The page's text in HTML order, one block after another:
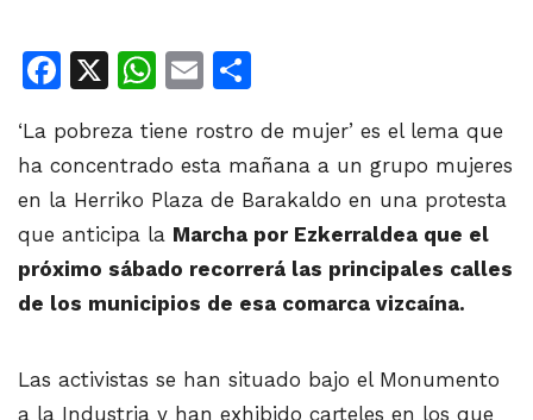
Facebook
X WhatsApp
Email
‘La pobreza tiene rostro de mujer’ es el lema que
ha concentrado esta mañana a un grupo mujeres
en la Herriko Plaza de Barakaldo en una protesta
que anticipa la Marcha por Ezkerraldea que el
próximo sábado recorrerá las principales calles
de los municipios de esa comarca vizcaína.
Las activistas se han situado bajo el Monumento
a la Industria y han exhibido carteles en los que